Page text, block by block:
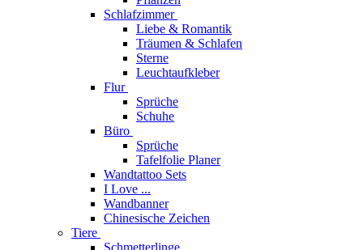
Schlafzimmer
Liebe & Romantik
Träumen & Schlafen
Sterne
Leuchtaufkleber
Flur
Sprüche
Schuhe
Büro
Sprüche
Tafelfolie Planer
Wandtattoo Sets
I Love ...
Wandbanner
Chinesische Zeichen
Tiere
Schmetterlinge